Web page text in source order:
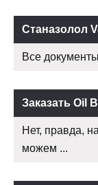
Станазолол
Все
Заказать Oil
Нет, правда,
можем ...